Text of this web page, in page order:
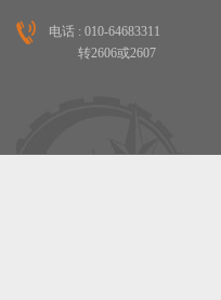
电话 : 010-64683311
转2606或2607